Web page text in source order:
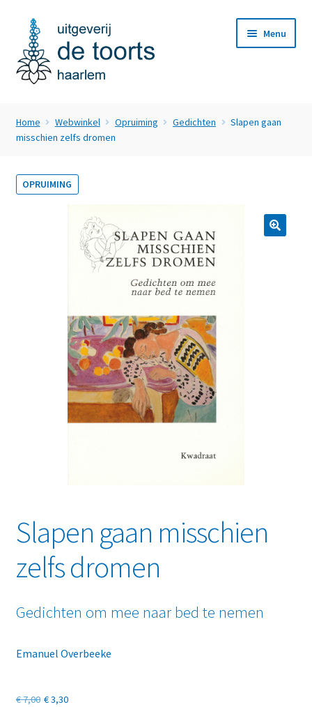
door
naar
navigatie
naar
de
inhoud
Menu
Webwinkel
Nieuws
Klantenservice
Home Webwinkel Opruiming Gedichten
Slapen gaan
misschien zelfs dromen
OPRUIMING
Slapen gaan misschien
zelfs dromen
Gedichten om mee naar bed te nemen
Emanuel Overbeeke
€7,00 Oorspronkelijke
€3,30Huidige